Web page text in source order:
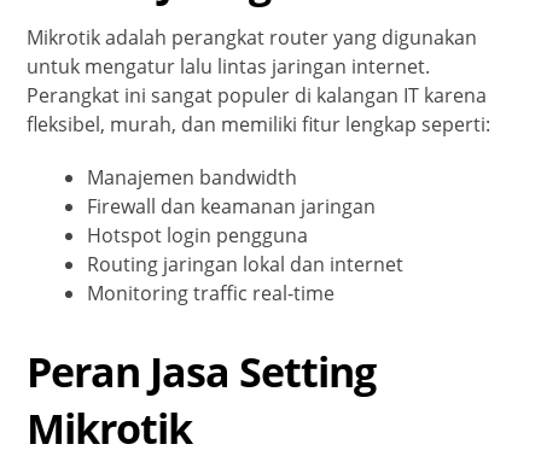
Mikrotik adalah perangkat router yang digunakan
untuk mengatur lalu lintas jaringan internet.
Perangkat ini sangat populer di kalangan IT karena
fleksibel, murah, dan memiliki fitur lengkap seperti:
Manajemen bandwidth
Firewall dan keamanan jaringan
Hotspot login pengguna
Routing jaringan lokal dan internet
Monitoring traffic real-time
Peran Jasa Setting
Mikrotik